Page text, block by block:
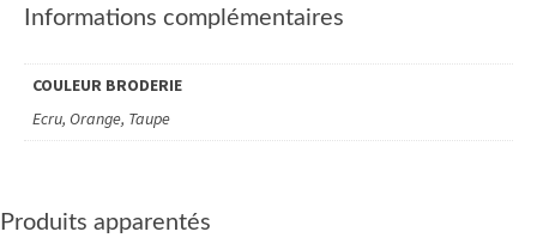
Informations complémentaires
COULEUR BRODERIE
Ecru, Orange, Taupe
Produits apparentés